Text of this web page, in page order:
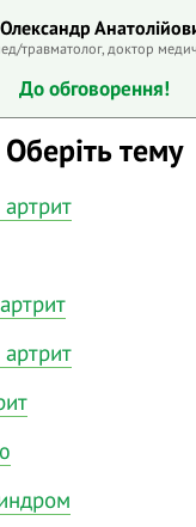
травматолог, доктор
До обговорення!
Оберіть тему